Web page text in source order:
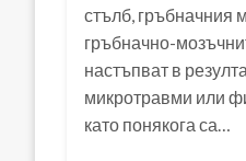
стълб, гръбначния
гръбначно-
настъпват в
микротравми или
като понякога са…